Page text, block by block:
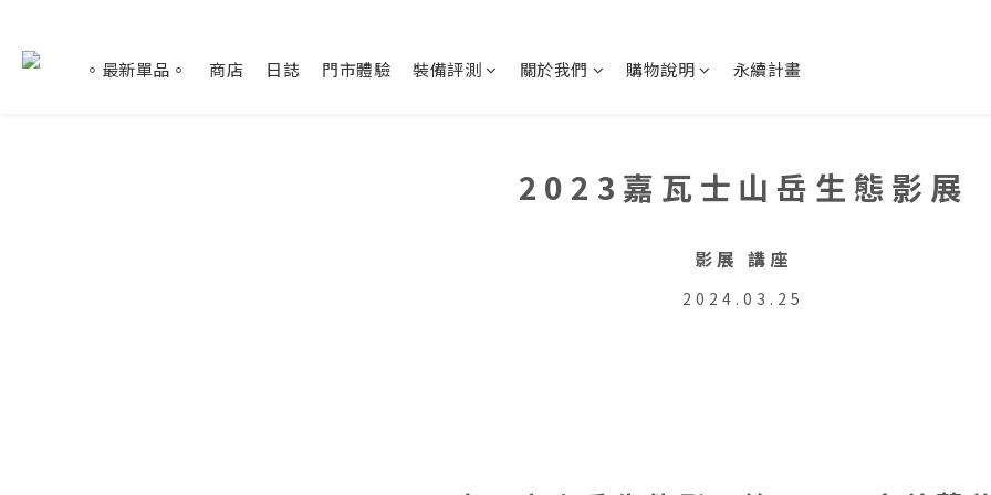
。最新單品。 商店 日誌 門市體驗 裝備評測 關於我們 購物說明 永續計畫
2023嘉瓦士山岳生態影展
影展 講座
2024.03.25